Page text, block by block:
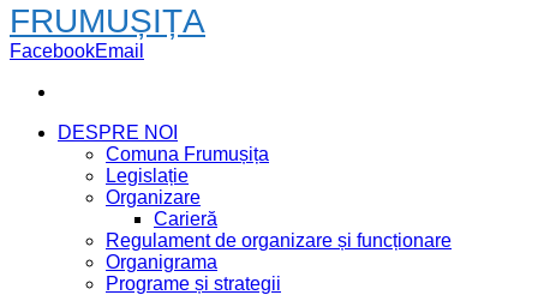
FRUMUȘIȚA
FacebookEmail
DESPRE NOI
Comuna Frumușița
Legislație
Organizare
Carieră
Regulament de organizare și funcționare
Organigrama
Programe și strategii